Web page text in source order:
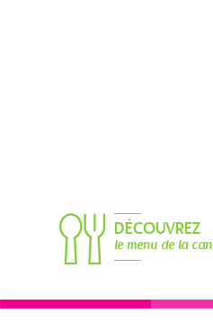
DÉCOUVREZ
le menu de la